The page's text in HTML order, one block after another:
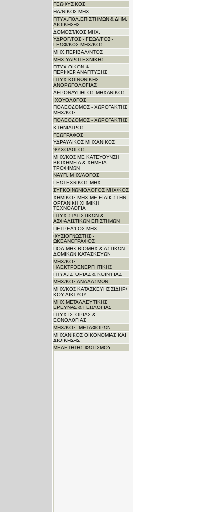
ΓΕΩΦΥΣΙΚΟΣ
ΗΛ/ΝΙΚΟΣ ΜΗΧ.
ΠΤΥΧ.ΠΟΛ.ΕΠΙΣΤΗΜΩΝ & ΔΗΜ.
ΔΙΟΙΚΗΣΗΣ
ΔΟΜΟΣΤ/ΚΟΣ ΜΗΧ.
ΥΔΡΟΓ/ΓΟΣ - ΓΕΩΛ/ΓΟΣ -
ΓΕΩΦ/ΚΟΣ ΜΗΧ/ΚΟΣ
ΜΗΧ.ΠΕΡΙΒΑΛ/ΝΤΟΣ
ΜΗΧ.ΥΔΡΟΤΕΧΝΙΚΗΣ
ΠΤΥΧ.ΟΙΚΟΝ.&
ΠΕΡΙΦΕΡ.ΑΝΑΠΤΥΞΗΣ
ΠΤΥΧ.ΚΟΙΝΩΝΙΚΗΣ
ΑΝΘΡΩΠΟΛΟΓΙΑΣ
ΑΕΡΟΝΑΥΠΗΓΟΣ ΜΗΧΑΝΙΚΟΣ
ΙΧΘΥΟΛΟΓΟΣ
ΠΟΛΕΟΔΟΜΟΣ - ΧΩΡΟΤΑΚΤΗΣ
ΜΗΧ/ΚΟΣ
ΠΟΛΕΟΔΟΜΟΣ - ΧΩΡΟΤΑΚΤΗΣ
ΚΤΗΝΙΑΤΡΟΣ
ΓΕΩΓΡΑΦΟΣ
ΥΔΡΑΥΛΙΚΟΣ ΜΗΧΑΝΙΚΟΣ
ΨΥΧΟΛΟΓΟΣ
ΜΗΧ/ΚΟΣ ΜΕ ΚΑΤΕΥΘΥΝΣΗ
ΒΙΟΧΗΜΕΙΑ & ΧΗΜΕΙΑ
ΤΡΟΦΙΜΩΝ
ΝΑΥΠ. ΜΗΧ/ΛΟΓΟΣ
ΓΕΩΤΕΧΝΙΚΟΣ ΜΗΧ.
ΣΥΓΚΟΙΝΩΝΙΟΛΟΓΟΣ ΜΗΧ/ΚΟΣ
ΧΗΜΙΚΟΣ ΜΗΧ.ΜΕ ΕΙΔΙΚ.ΣΤΗΝ
ΟΡΓΑΝΙΚΗ ΧΗΜΙΚΗ
ΤΕΧΝΟΛΟΓΙΑ
ΠΤΥΧ.ΣΤΑΤΙΣΤΙΚΩΝ &
ΑΣΦΑΛΙΣΤΙΚΩΝ ΕΠΙΣΤΗΜΩΝ
ΠΕΤΡΕΛ/ΓΟΣ ΜΗΧ.
ΦΥΣΙΟΓΝΩΣΤΗΣ -
ΩΚΕΑΝΟΓΡΑΦΟΣ
ΠΟΛ.ΜΗΧ.ΒΙΟΜΗΧ.& ΑΣΤΙΚΩΝ
ΔΟΜΙΚΩΝ ΚΑΤΑΣΚΕΥΩΝ
ΜΗΧ/ΚΟΣ
ΗΛΕΚΤΡΟΕΝΕΡΓΗΤΙΚΗΣ
ΠΤΥΧ.ΙΣΤΟΡΙΑΣ & ΚΟΙΝ/ΓΙΑΣ
ΜΗΧ/ΚΟΣ ΑΝΑΔΑΣΜΩΝ
ΜΗΧ/ΚΟΣ ΚΑΤΑΣΚΕΥΗΣ ΣΙΔΗΡ/
ΚΟΥ ΔΙΚΤΥΟΥ
ΜΗΧ.ΜΕΤΑΛΛΕΥΤΙΚΗΣ
ΕΡΕΥΝΑΣ & ΓΕΩΛΟΓΙΑΣ
ΠΤΥΧ.ΙΣΤΟΡΙΑΣ &
ΕΘΝΟΛΟΓΙΑΣ
ΜΗΧ/ΚΟΣ .ΜΕΤΑΦΟΡΩΝ
ΜΗΧΑΝΙΚΟΣ ΟΙΚΟΝΟΜΙΑΣ ΚΑΙ
ΔΙΟΙΚΗΣΗΣ
ΜΕΛΕΤΗΤΗΣ ΦΩΤΙΣΜΟΥ